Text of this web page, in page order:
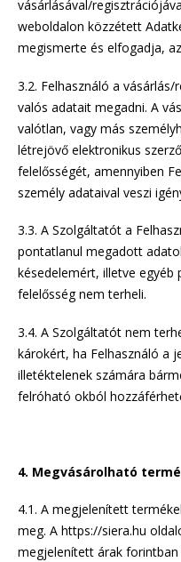
vásárlásával/
weboldalon közzétett
megismerte és elfogadja,
3.2. Felhasználó a
valós adatait megadni. A
valótlan, vagy más
létrejövő elektronikus
felelősségét, amennyiben
személy adataival veszi
3.3. A Szolgáltatót a
pontatlanul megadott
késedelemért, illetve
felelősség nem terheli.
3.4. A Szolgáltatót nem
károkért, ha Felhasználó a
illetéktelenek számára
felróható okból
4. Megvásárolható
4.1. A megjelenített
meg. A https://siera.hu
megjelenített árak